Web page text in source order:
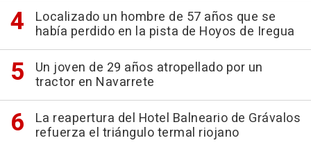
Localizado un hombre de 57 años que se
había perdido en la pista de Hoyos de Iregua
Un joven de 29 años atropellado por un
tractor en Navarrete
La reapertura del Hotel Balneario de Grávalos
refuerza el triángulo termal riojano